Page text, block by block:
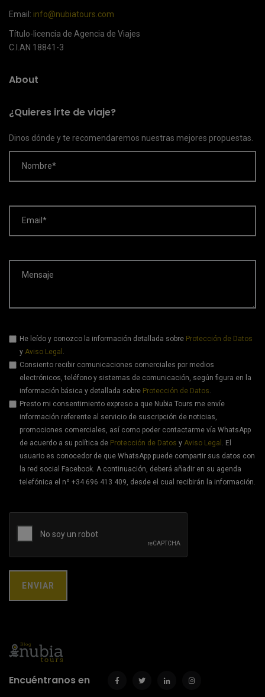
Email: info@nubiatours.com
Título-licencia de Agencia de Viajes
C.I.AN 18841-3
About
¿Quieres irte de viaje?
Dinos dónde y te recomendaremos nuestras mejores propuestas.
Nombre*
Email*
Mensaje
He leído y conozco la información detallada sobre Protección de Datos
y Aviso Legal
Consiento recibir comunicaciones comerciales por medios
electrónicos, teléfono y sistemas de comunicación, según figura en la
información básica y detallada sobre Protección de Datos
Presto mi consentimiento expreso a que Nubia Tours me envíe
información referente al servicio de suscripción de noticias,
promociones comerciales, así como poder contactarme vía WhatsApp
de acuerdo a su política de Protección de Datos y Aviso Legal
. El
usuario es conocedor de que WhatsApp puede compartir sus datos con
la red social Facebook. A continuación, deberá añadir en su agenda
telefónica el nº +34 696 413 409, desde el cual recibirán la información.
Encuéntranos en